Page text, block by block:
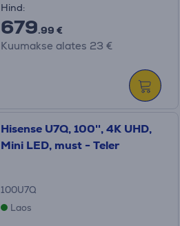
Hind:
679.99 €
Kuumakse alates 23 €
Hisense U7Q, 100'', 4K UHD,
Mini LED, must - Teler
100U7Q
Laos